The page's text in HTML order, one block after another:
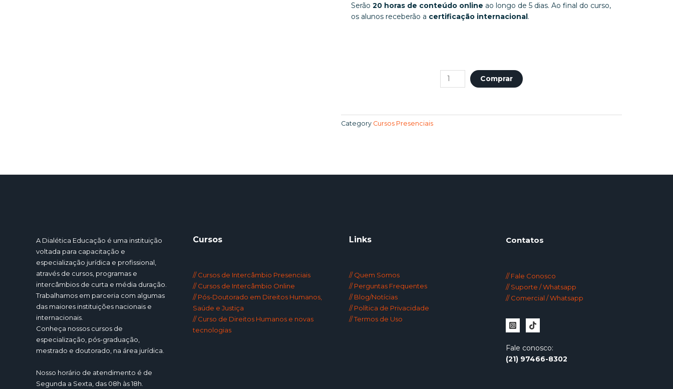
Serão 20 horas de conteúdo online ao longo de 5 dias. Ao final do curso,
os alunos receberão a certificação internacional.
Comprar
Category Cursos Presenciais
A Dialética Educação é uma instituição
voltada para capacitação e
especialização jurídica e profissional,
através de cursos, programas e
intercâmbios de curta e média duração.
Trabalhamos em parceria com algumas
das maiores instituições nacionais e
internacionais.
Conheça nossos cursos de
especialização, pós-graduação,
mestrado e doutorado, na área jurídica.
Nosso horário de atendimento é de
Segunda a Sexta, das 08h às 18h.
Cursos
// Cursos de Intercâmbio Presenciais
// Cursos de Intercâmbio Online
// Pós-Doutorado em Direitos Humanos,
Saúde e Justiça
// Curso de Direitos Humanos e novas
tecnologias
Links
// Quem Somos
// Perguntas Frequentes
// Blog/Notícias
// Política de Privacidade
// Termos de Uso
Contatos
// Fale Conosco
// Suporte / Whatsapp
// Comercial / Whatsapp
Fale conosco:
(21) 97466-8302